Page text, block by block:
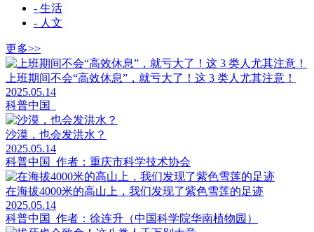
- 生活
- 人文
更多>>
上班期间不会“高效休息”，就亏大了！这 3 类人尤其注意！
2025.05.14
科普中国
沙漠，也会发洪水？
2025.05.14
科普中国 作者：重庆市科学技术协会
在海拔4000米的高山上，我们发现了紫色雪莲的足迹
2025.05.14
科普中国 作者：徐连升（中国科学院华南植物园）